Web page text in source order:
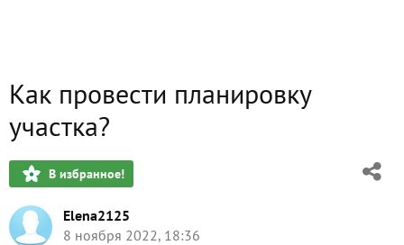
Как провести планировку
участка?
В избранное!
Elena2125
8 ноября 2022, 18:36